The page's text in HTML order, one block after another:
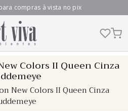
compras à vista no pix
Colors II Queen Cinza
New Colors II Queen Cinza